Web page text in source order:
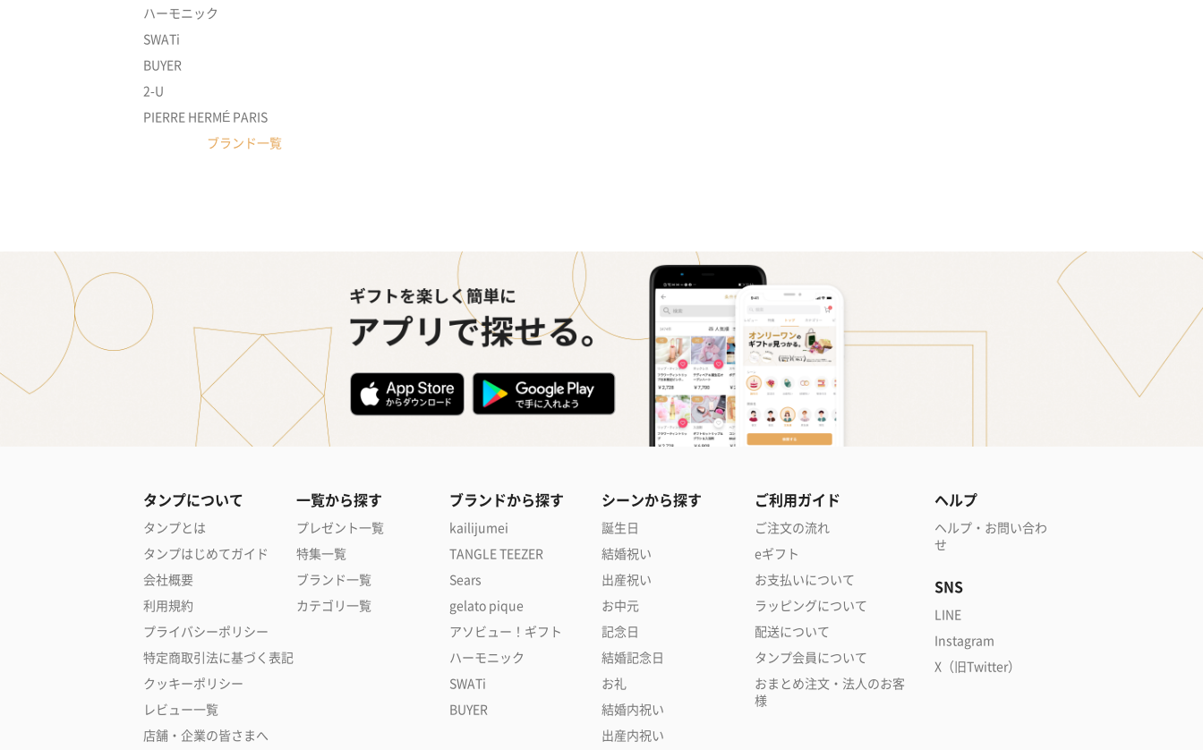
ハーモニック
SWATi
BUYER
2-U
PIERRE HERMÉ PARIS
ブランド一覧
タンプについて
タンプとは
タンプはじめてガイド
会社概要
利用規約
プライバシーポリシー
特定商取引法に基づく表記
クッキーポリシー
レビュー一覧
店舗・企業の皆さまへ
一覧から探す
プレゼント一覧
特集一覧
ブランド一覧
カテゴリ一覧
ブランドから探す
kailijumei
TANGLE TEEZER
Sears
gelato pique
アソビュー！ギフト
ハーモニック
SWATi
BUYER
シーンから探す
誕生日
結婚祝い
出産祝い
お中元
記念日
結婚記念日
お礼
結婚内祝い
出産内祝い
ご利用ガイド
ご注文の流れ
eギフト
お支払いについて
ラッピングについて
配送について
タンプ会員について
おまとめ注文・法人のお客
様
ヘルプ
ヘルプ・お問い合わ
せ
SNS
LINE
Instagram
X（旧Twitter）